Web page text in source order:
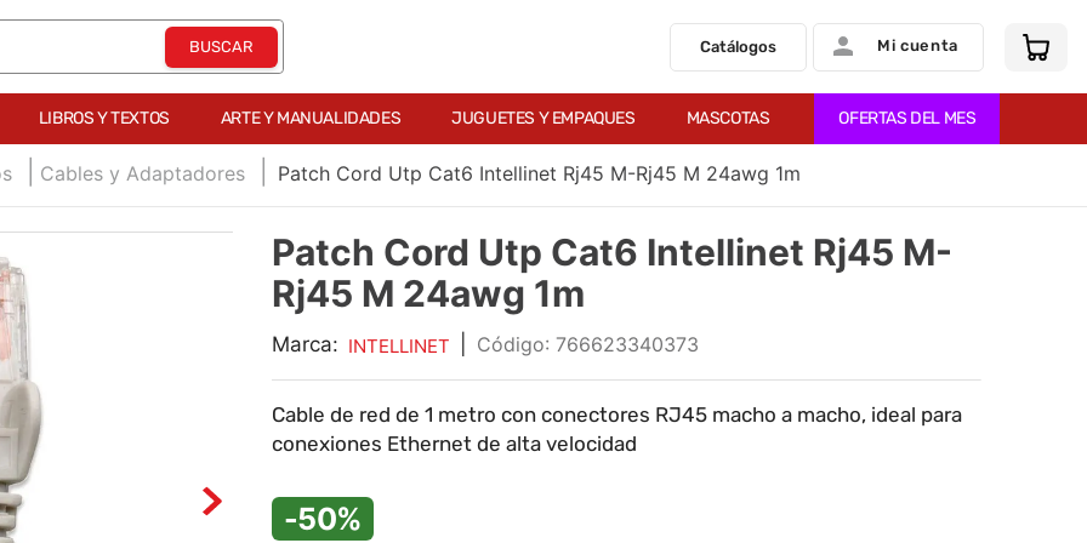
Catálogos Mi cuenta
LIBROS Y TEXTOS ARTE Y MANUALIDADES JUGUETES Y EMPAQUES MASCOTAS OFERTAS DEL MES
Cables y Adaptadores Patch Cord Utp Cat6 Intellinet Rj45 M-Rj45 M 24awg 1m
Patch Cord Utp Cat6 Intellinet Rj45 M-
Rj45 M 24awg 1m
Marca: INTELLINET : 766623340373
Cable de red de 1 metro con conectores RJ45 macho a macho, ideal para
conexiones Ethernet de alta velocidad
-50%